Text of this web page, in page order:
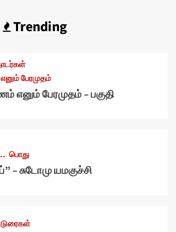
Trending
பேரமுதம்
எனும் பேரமுதம் – பகுதி
பொது
– சுடோமு யமகுச்சி